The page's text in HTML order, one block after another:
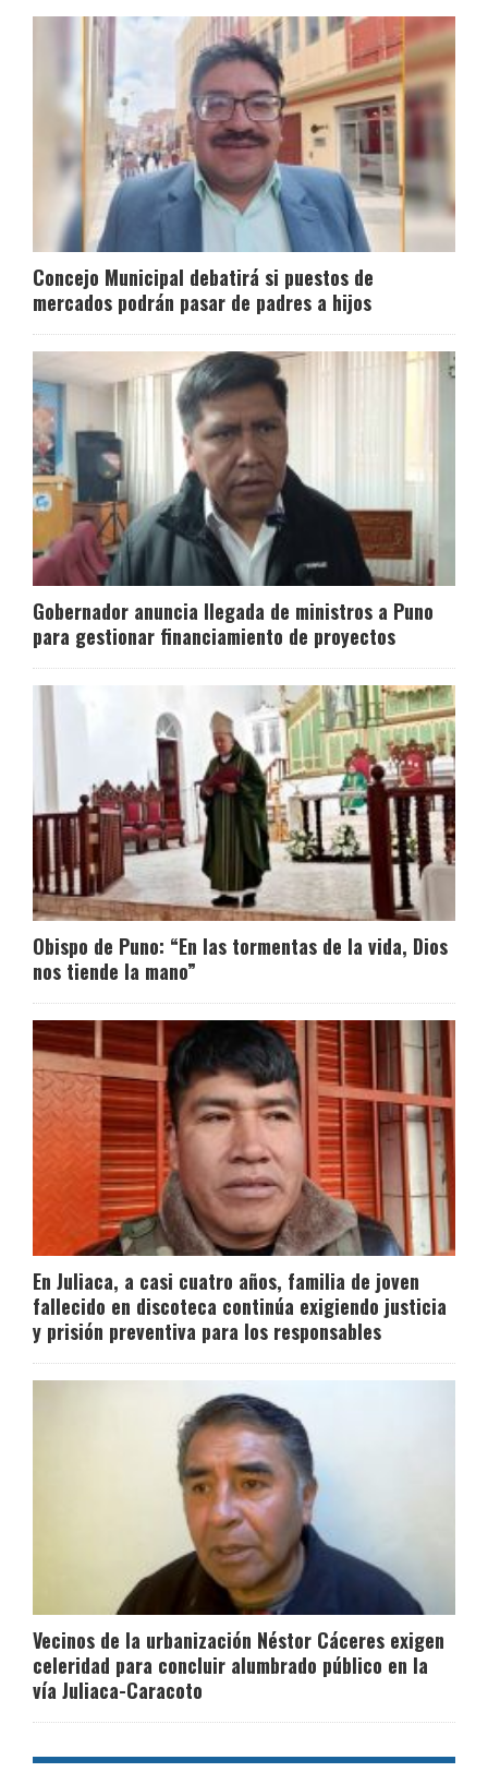
Concejo Municipal debatirá si puestos de
mercados podrán pasar de padres a hijos
Gobernador anuncia llegada de ministros a Puno
para gestionar financiamiento de proyectos
Obispo de Puno: “En las tormentas de la vida, Dios
nos tiende la mano”
En Juliaca, a casi cuatro años, familia de joven
fallecido en discoteca continúa exigiendo justicia
y prisión preventiva para los responsables
Vecinos de la urbanización Néstor Cáceres exigen
celeridad para concluir alumbrado público en la
vía Juliaca-Caracoto